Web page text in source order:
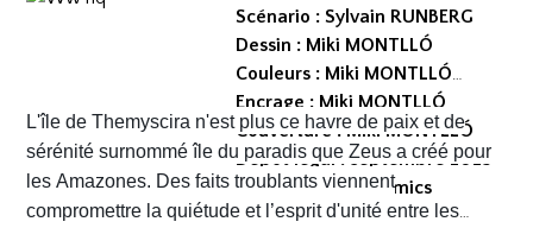
Scénario : Sylvain RUNBERG
Dessin : Miki MONTLLÓ
Couleurs : Miki MONTLLÓ
Encrage : Miki MONTLLÓ
Couverture : Miki MONTLLÓ
Dépot légal : septembre 2025
Editeur : Urban Comics
Collection : DC Créations
L'île de Themyscira n'est plus ce havre de paix et de
sérénité surnommé île du paradis que Zeus a créé pour
les Amazones. Des faits troublants viennent
compromettre la quiétude et l’esprit d'unité entre les